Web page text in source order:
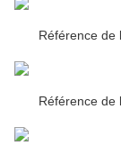
Référence de
Référence de